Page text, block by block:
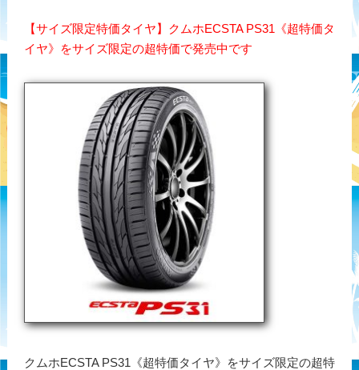
【サイズ限定特価タイヤ】クムホECSTA PS31《超特価タ
イヤ》をサイズ限定の超特価で発売中です
クムホECSTA PS31《超特価タイヤ》をサイズ限定の超特